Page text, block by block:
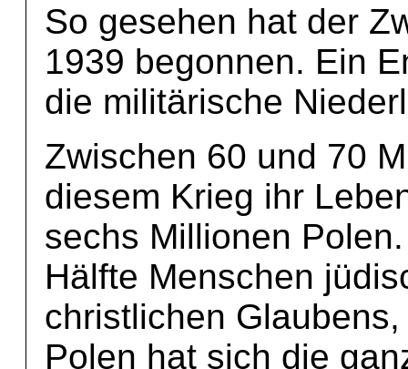
So gesehen hat der
1939 begonnen. Ein
die militärische
Zwischen 60 und 70
diesem Krieg ihr
sechs Millionen
Hälfte Menschen
christlichen
Polen hat sich die